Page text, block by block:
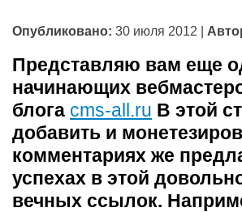
Опубликовано: 30 июля 2012 |
Представляю вам еще
начинающих
блога cms-all.ru В этой
добавить и
комментариях же
успехах в этой
вечных ссылок.